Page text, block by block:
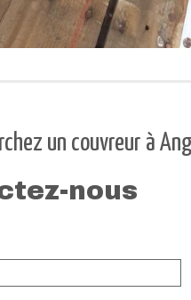
un couvreur à
nous